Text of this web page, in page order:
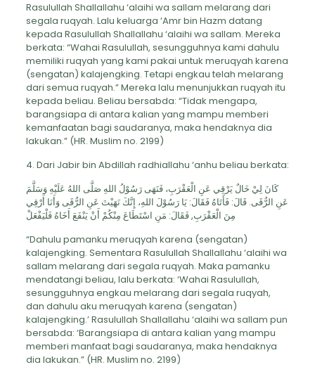
Rasulullah Shallallahu ‘alaihi wa sallam melarang dari
segala ruqyah. Lalu keluarga ‘Amr bin Hazm datang
kepada Rasulullah Shallallahu ‘alaihi wa sallam. Mereka
berkata: “Wahai Rasulullah, sesungguhnya kami dahulu
memiliki ruqyah yang kami pakai untuk meruqyah karena
(sengatan) kalajengking. Tetapi engkau telah melarang
dari semua ruqyah.” Mereka lalu menunjukkan ruqyah itu
kepada beliau. Beliau bersabda: “Tidak mengapa,
barangsiapa di antara kalian yang mampu memberi
kemanfaatan bagi saudaranya, maka hendaknya dia
lakukan.” (HR. Muslim no. 2199)
4. Dari Jabir bin Abdillah radhiallahu ‘anhu beliau berkata:
كَانَ لِيْ خَالٌ يَرْقِي عَنِ الْعَقْرَبِ، فَنَهَى رَسُوْلُ اللهِ صَلَّى اللهُ عَلَيْهِ وَسَلَّمَ
عَنِ الرُّقَى. قَالَ: فَأَتَاهُ فَقَالَ: يَا رَسُوْلَ اللهِ، إِنَّكَ نَهَيْتَ عَنِ الرُّقَى وَأَنَا أَرْقِي
مِنَ الْعَقْرَبِ, فَقَالَ: مَنِ اسْتَطَاعَ مِنْكُمْ أَنْ يَنْفَعَ أَخَاهُ فَلْيَفْعَلْ
“Dahulu pamanku meruqyah karena (sengatan)
kalajengking. Sementara Rasulullah Shallallahu ‘alaihi wa
sallam melarang dari segala ruqyah. Maka pamanku
mendatangi beliau, lalu berkata: ‘Wahai Rasulullah,
sesungguhnya engkau melarang dari segala ruqyah,
dan dahulu aku meruqyah karena (sengatan)
kalajengking.’ Rasulullah Shallallahu ‘alaihi wa sallam pun
bersabda: ‘Barangsiapa di antara kalian yang mampu
memberi manfaat bagi saudaranya, maka hendaknya
dia lakukan.” (HR. Muslim no. 2199)